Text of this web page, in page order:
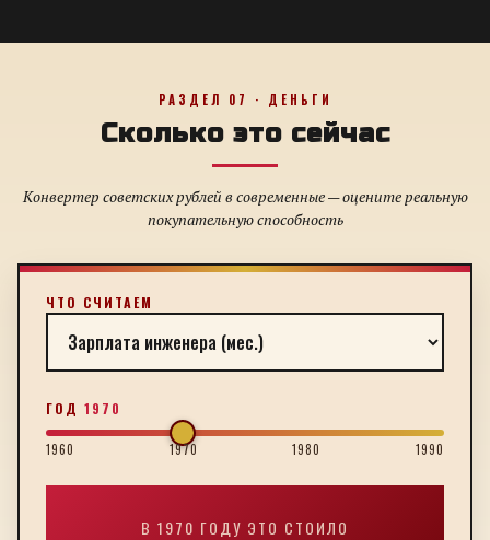
РАЗДЕЛ 07 · ДЕНЬГИ
Сколько это сейчас
Конвертер советских рублей в современные — оцените реальную
покупательную способность
ЧТО СЧИТАЕМ
ГОД 1970
1960 1970 1980 1990
В 1970 ГОДУ ЭТО СТОИЛО